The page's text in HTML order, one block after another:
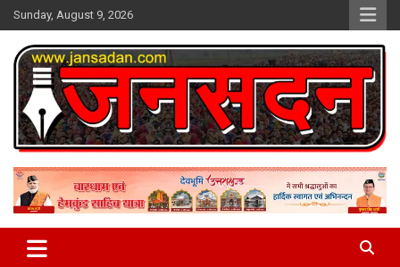
Skip
to
content
Sunday, August 9, 2026
Jan Sadan